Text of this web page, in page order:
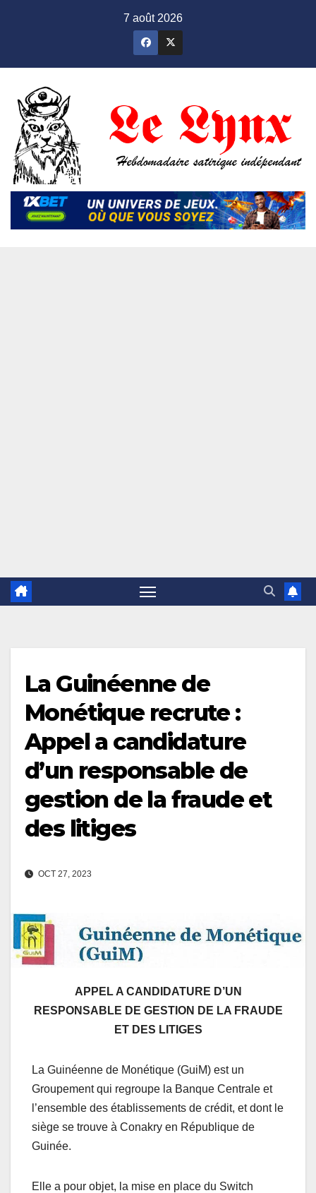
7 août 2026
La Guinéenne de
Monétique recrute :
Appel a candidature
d’un responsable de
gestion de la fraude et
des litiges
OCT 27, 2023
APPEL A CANDIDATURE D’UN
RESPONSABLE DE GESTION DE LA FRAUDE
ET DES LITIGES
La Guinéenne de Monétique (GuiM) est un
Groupement qui regroupe la Banque Centrale et
l’ensemble des établissements de crédit, et dont le
siège se trouve à Conakry en République de
Guinée.
Elle a pour objet, la mise en place du Switch